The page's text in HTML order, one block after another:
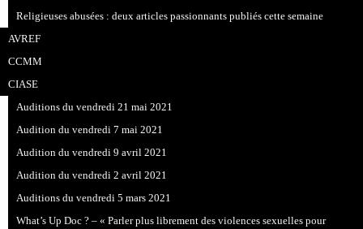
Religieuses abusées : deux articles passionnants publiés cette semaine
AVREF
CCMM
CIASE
Auditions du vendredi 21 mai 2021
Audition du vendredi 7 mai 2021
Audition du vendredi 9 avril 2021
Audition du vendredi 2 avril 2021
Auditions du vendredi 5 mars 2021
What’s Up Doc ? – « Parler plus librement des violences sexuelles pour